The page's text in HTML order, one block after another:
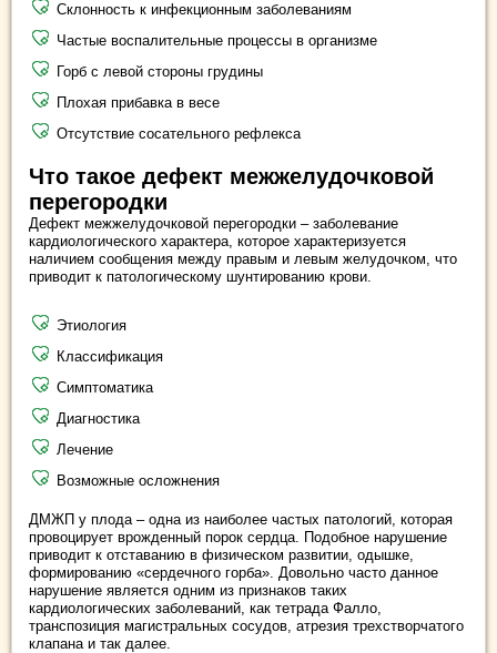
Склонность к инфекционным заболеваниям
Частые воспалительные процессы в организме
Горб с левой стороны грудины
Плохая прибавка в весе
Отсутствие сосательного рефлекса
Что такое дефект межжелудочковой
перегородки
Дефект межжелудочковой перегородки – заболевание
кардиологического характера, которое характеризуется
наличием сообщения между правым и левым желудочком, что
приводит к патологическому шунтированию крови.
Этиология
Классификация
Симптоматика
Диагностика
Лечение
Возможные осложнения
ДМЖП у плода – одна из наиболее частых патологий, которая
провоцирует врожденный порок сердца. Подобное нарушение
приводит к отставанию в физическом развитии, одышке,
формированию «сердечного горба». Довольно часто данное
нарушение является одним из признаков таких
кардиологических заболеваний, как тетрада Фалло,
транспозиция магистральных сосудов, атрезия трехстворчатого
клапана и так далее.